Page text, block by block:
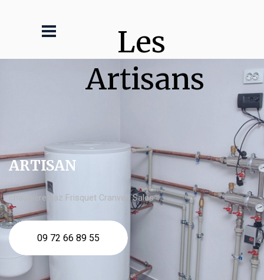
Les
Artisans
ARTISAN
chaudière gaz Frisquet Cranves Sales
09 72 66 89 55